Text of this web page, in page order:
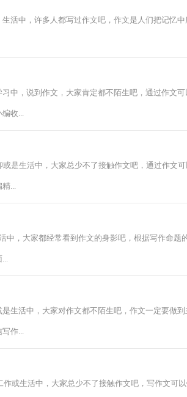
活中，许多人都写过作文吧，作文是人们把记忆
中，说到作文，大家肯定都不陌生吧，通过作文
收...
是生活中，大家总少不了接触作文吧，通过作文
...
中，大家都经常看到作文的身影吧，根据写作命题
生活中，大家对作文都不陌生吧，作文一定要做
作...
作或生活中，大家总少不了接触作文吧，写作文可